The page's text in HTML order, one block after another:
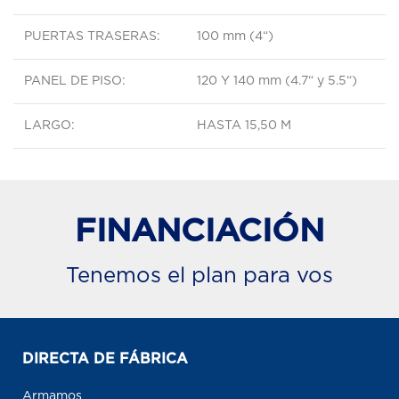
PUERTAS TRASERAS: 100 mm (4“)
PANEL DE PISO: 120 Y 140 mm (4.7“ y 5.5“)
LARGO: HASTA 15,50 M
FINANCIACIÓN
Tenemos el plan para vos
DIRECTA DE FÁBRICA